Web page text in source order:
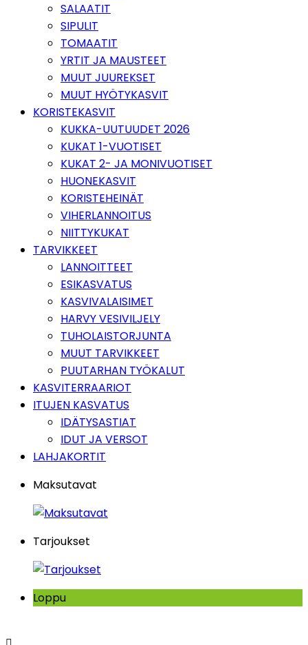
SALAATIT
SIPULIT
TOMAATIT
YRTIT JA MAUSTEET
MUUT JUUREKSET
MUUT HYÖTYKASVIT
KORISTEKASVIT
KUKKA-UUTUUDET 2026
KUKAT 1-VUOTISET
KUKAT 2- JA MONIVUOTISET
HUONEKASVIT
KORISTEHEINÄT
VIHERLANNOITUS
NIITTYKUKAT
TARVIKKEET
LANNOITTEET
ESIKASVATUS
KASVIVALAISIMET
HARVY VESIVILJELY
TUHOLAISTORJUNTA
MUUT TARVIKKEET
PUUTARHAN TYÖKALUT
KASVITERRAARIOT
ITUJEN KASVATUS
IDÄTYSASTIAT
IDUT JA VERSOT
LAHJAKORTIT
Maksutavat
Tarjoukset
Loppu